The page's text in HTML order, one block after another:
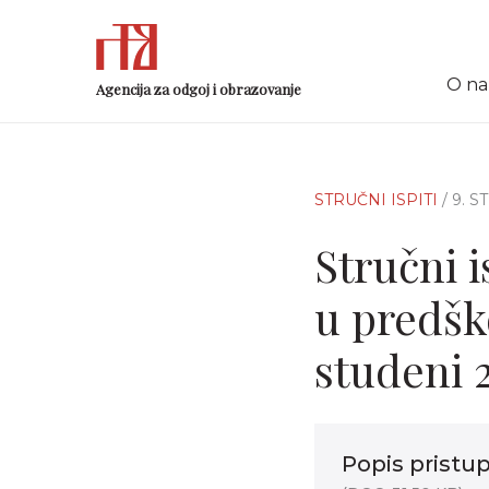
Agencija za odgoj i obrazovanje O
STRUČNI ISPITI / 9.
Stručni
u
studeni
Popis